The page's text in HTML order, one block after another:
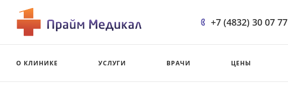
+7 (4832) 30 07 77
О КЛИНИКЕ УСЛУГИ ВРАЧИ ЦЕНЫ